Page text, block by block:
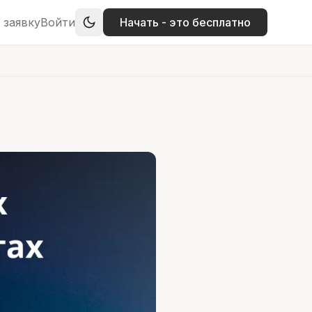
Войти Начать - это бесплатно